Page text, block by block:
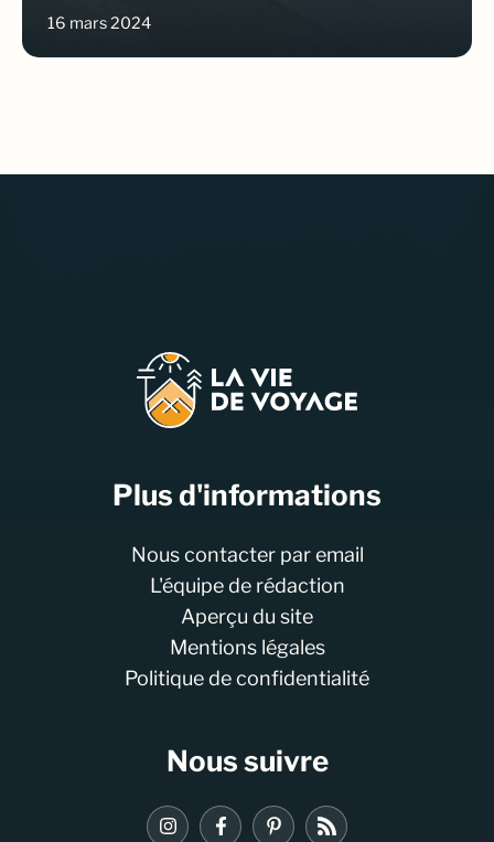
16 mars 2024
Plus d'informations
Nous contacter par email
L'équipe de rédaction
Aperçu du site
Mentions légales
Politique de confidentialité
Nous suivre